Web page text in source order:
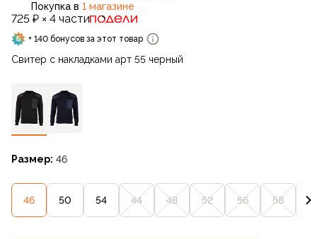
Покупка в 1 магазине
725 ₽ × 4 части
+ 140 бонусов за этот товар
Свитер с накладками арт 55 черный
Размер: 46
46 50 54 44 48 52 56 58